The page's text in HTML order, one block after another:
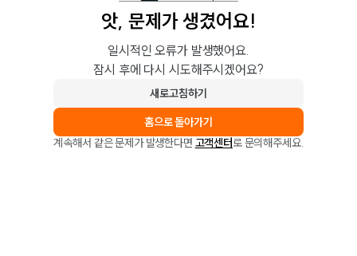
앗, 문제가 생겼어요!
일시적인 오류가 발생했어요.
잠시 후에 다시 시도해주시겠어요?
새로고침하기
홈으로 돌아가기
계속해서 같은 문제가 발생한다면 고객센터로 문의해주세요.